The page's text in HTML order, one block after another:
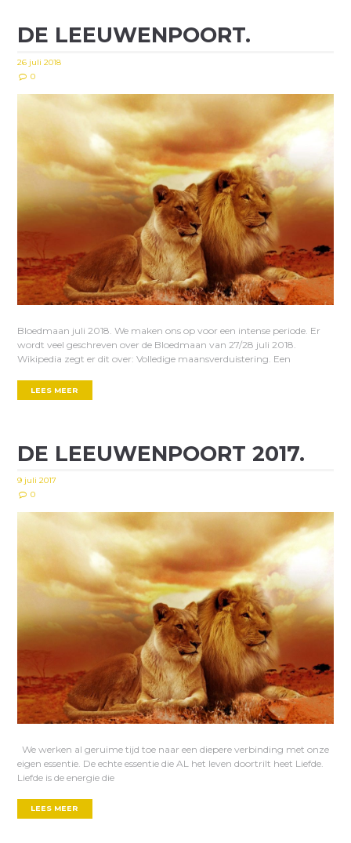
DE LEEUWENPOORT.
26 juli 2018
0
Bloedmaan juli 2018. We maken ons op voor een intense periode. Er
wordt veel geschreven over de Bloedmaan van 27/28 juli 2018.
Wikipedia zegt er dit over: Volledige maansverduistering. Een
LEES MEER
DE LEEUWENPOORT 2017.
9 juli 2017
0
We werken al geruime tijd toe naar een diepere verbinding met onze
eigen essentie. De echte essentie die AL het leven doortrilt heet Liefde.
Liefde is de energie die
LEES MEER